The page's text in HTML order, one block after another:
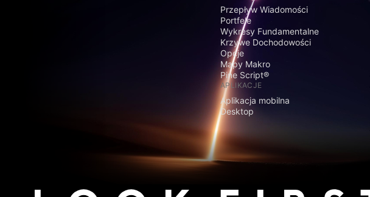
Przepływ Wiadomości
Portfele
Wykresy Fundamentalne
Krzywe Dochodowości
Opcje
Mapy Makro
Pine Script®
APLIKACJE
Aplikacja mobilna
Desktop